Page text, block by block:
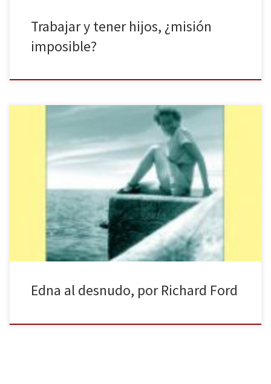
Trabajar y tener hijos, ¿misión
imposible?
Richard Ford es uno de los grandes escritores de este nuestro
presente y su novela Mi madre sirve sin duda de ejemplo. En
ella salda cuentas con su madre desde el punto de vista de la
revisión y fijación de ciertos acontecimientos del pasado –incluso
anterior a su existencia-. Los mismos, en rebeldía, han
condicionado […]
Edna al desnudo, por Richard Ford